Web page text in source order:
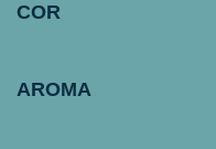
COR
AROMA